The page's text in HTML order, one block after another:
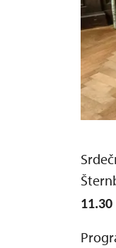
11.30